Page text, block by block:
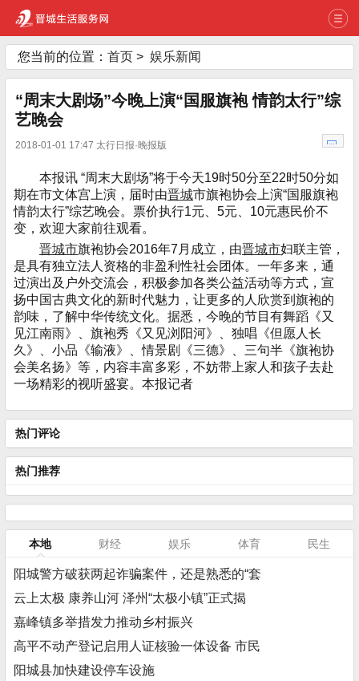
您当前的位置： 首页 > 娱乐新闻
“周末大剧场”今晚上演“国服旗袍 情韵太行”综
艺晚会
2018-01-01 17:47 太行日报·晚报版
本报讯 “周末大剧场”将于今天19时50分至22时50分如
期在市文体宫上演，届时由晋城市旗袍协会上演“国服旗袍
情韵太行”综艺晚会。票价执行1元、5元、10元惠民价不
变，欢迎大家前往观看。
晋城市旗袍协会2016年7月成立，由晋城市妇联主管，
是具有独立法人资格的非盈利性社会团体。一年多来，通
过演出及户外交流会，积极参加各类公益活动等方式，宣
扬中国古典文化的新时代魅力，让更多的人欣赏到旗袍的
韵味，了解中华传统文化。据悉，今晚的节目有舞蹈《又
见江南雨》、旗袍秀《又见浏阳河》、独唱《但愿人长
久》、小品《输液》、情景剧《三德》、三句半《旗袍协
会美名扬》等，内容丰富多彩，不妨带上家人和孩子去赴
一场精彩的视听盛宴。本报记者
热门评论
热门推荐
本地 财经 娱乐 体育 民生
阳城警方破获两起诈骗案件，还是熟悉的“套
云上太极 康养山河 泽州“太极小镇”正式揭
嘉峰镇多举措发力推动乡村振兴
高平不动产登记启用人证核验一体设备 市民
阳城县加快建设停车设施